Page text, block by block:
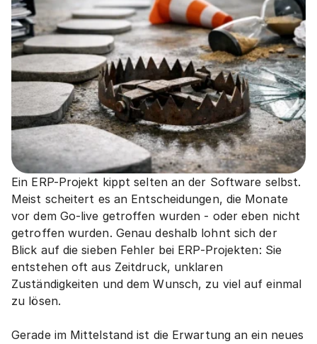
Ein ERP-Projekt kippt selten an der Software selbst.
Meist scheitert es an Entscheidungen, die Monate
vor dem Go-live getroffen wurden - oder eben nicht
getroffen wurden. Genau deshalb lohnt sich der
Blick auf die sieben Fehler bei ERP-Projekten: Sie
entstehen oft aus Zeitdruck, unklaren
Zuständigkeiten und dem Wunsch, zu viel auf einmal
zu lösen.
Gerade im Mittelstand ist die Erwartung an ein neues